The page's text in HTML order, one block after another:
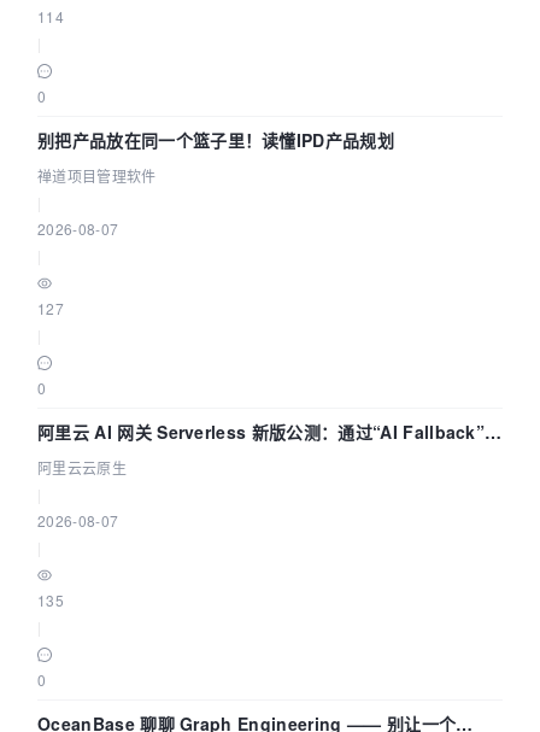
114
0
别把产品放在同一个篮子里！读懂IPD产品规划
禅道项目管理软件
2026-08-07
127
0
阿里云 AI 网关 Serverless 新版公测：通过“AI Fallback”与
拓扑可视化构建 AI 流量治理底座
阿里云云原生
2026-08-07
135
0
OceanBase 聊聊 Graph Engineering —— 别让一个